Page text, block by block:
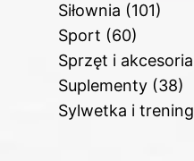
Siłownia (101)
Sport (60)
Sprzęt i akcesoria
Suplementy (38)
Sylwetka i trening